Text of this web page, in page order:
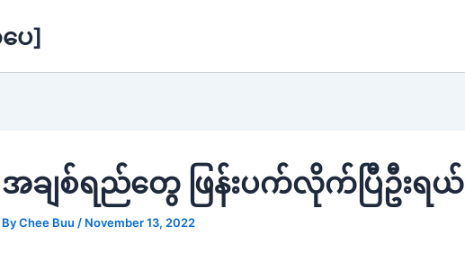
ေ]
အချစ်ရည်တွေ ဖြန်းပက်လိုက်ပြီဦးရယ်
ByChee Buu / November 13, 2022